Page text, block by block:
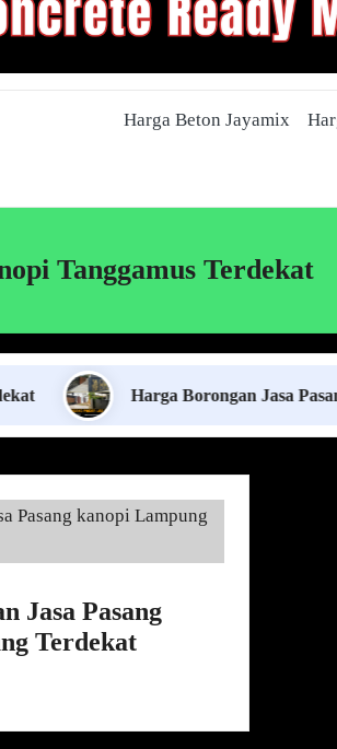
Harga Beton Jayamix
Tanggamus Terdekat
Harga Borongan Jasa Pasang
Jasa Pasang
Terdekat